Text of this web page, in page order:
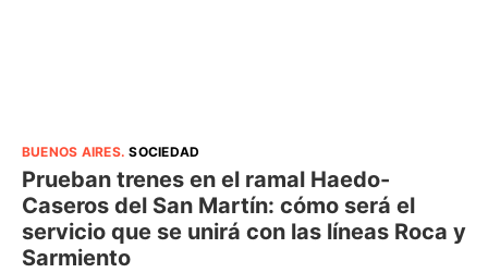
BUENOS AIRES.SOCIEDAD
Prueban trenes en el ramal Haedo-
Caseros del San Martín: cómo será el
servicio que se unirá con las líneas Roca y
Sarmiento